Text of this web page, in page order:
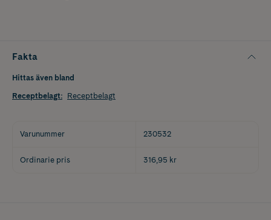
Fakta
Hittas även bland
Receptbelagt: Receptbelagt
Varunummer 230532
Ordinarie pris 316,95 kr